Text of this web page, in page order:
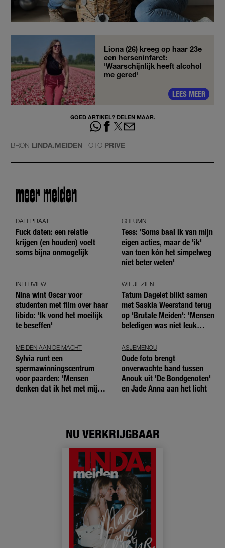
Liona (26) kreeg op haar 23e
een herseninfarct:
'Waarschijnlijk heeft alcohol
me gered'
LEES MEER
GOED ARTIKEL? DELEN MAAR.
BRON LINDA.MEIDEN FOTO PRIVE
meer meiden
DATEPRAAT
Fuck daten: een relatie
krijgen (en houden) voelt
soms bijna onmogelijk
COLUMN
Tess: 'Soms baal ik van mijn
eigen acties, maar de 'ik'
van toen kón het simpelweg
niet beter weten'
INTERVIEW
Nina wint Oscar voor
studenten met film over haar
libido: 'Ik vond het moeilijk
te beseffen'
WIL JE ZIEN
Tatum Dagelet blikt samen
met Saskia Weerstand terug
op 'Brutale Meiden': 'Mensen
beledigen was niet leuk
MEIDEN AAN DE MACHT
Sylvia runt een
spermawinningscentrum
voor paarden: 'Mensen
denken dat ik het met mijn
ASJEMENOU
Oude foto brengt
onverwachte band tussen
Anouk uit 'De Bondgenoten'
en Jade Anna aan het licht
NU VERKRIJGBAAR